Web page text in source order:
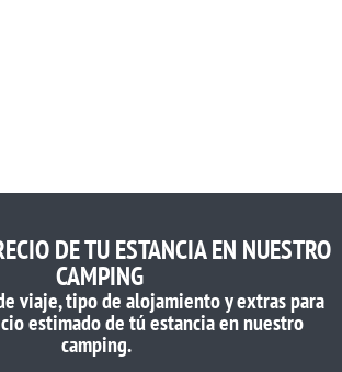
DE TU ESTANCIA EN NUESTRO
CAMPING
viaje, tipo de alojamiento y extras para
estimado de tú estancia en nuestro
camping.